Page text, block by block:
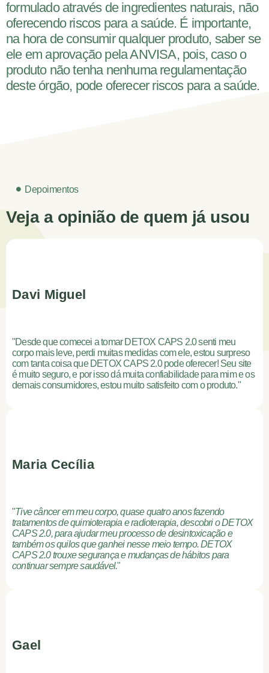
formulado através de ingredientes naturais, não
oferecendo riscos para a saúde. É importante,
na hora de consumir qualquer produto, saber se
ele em aprovação pela ANVISA, pois, caso o
produto não tenha nenhuma regulamentação
deste órgão, pode oferecer riscos para a saúde.
Depoimentos
Veja a opinião de quem já usou
Davi Miguel
"Desde que comecei a tomar DETOX CAPS 2.0 senti meu
corpo mais leve, perdi muitas medidas com ele, estou surpreso
com tanta coisa que DETOX CAPS 2.0 pode oferecer! Seu site
é muito seguro, e por isso dá muita confiabilidade para mim e os
demais consumidores, estou muito satisfeito com o produto."
Maria Cecília
"Tive câncer em meu corpo, quase quatro anos fazendo
tratamentos de quimioterapia e radioterapia, descobri o DETOX
CAPS 2.0, para ajudar meu processo de desintoxicação e
também os quilos que ganhei nesse meio tempo. DETOX
CAPS 2.0 trouxe segurança e mudanças de hábitos para
continuar sempre saudável."
Gael